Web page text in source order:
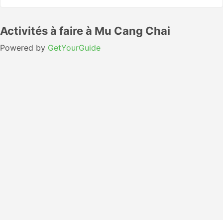
Activités à faire à Mu Cang Chai
Powered by GetYourGuide